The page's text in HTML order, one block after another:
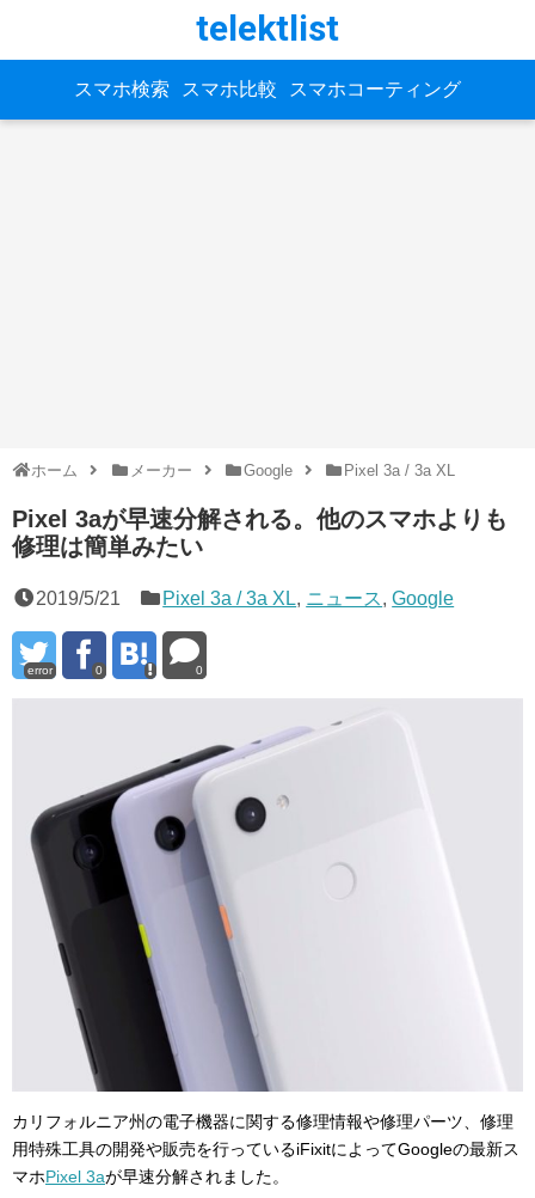
telektlist
スマホ検索 スマホ比較 スマホコーティング
ホーム メーカー Google Pixel 3a / 3a XL
Pixel 3aが早速分解される。他のスマホよりも
修理は簡単みたい
2019/5/21 Pixel 3a / 3a XL, ニュース,Google
error 0 0
カリフォルニア州の電子機器に関する修理情報や修理パーツ、修理
用特殊工具の開発や販売を行っているiFixitによってGoogleの最新ス
マホPixel 3aが早速分解されました。